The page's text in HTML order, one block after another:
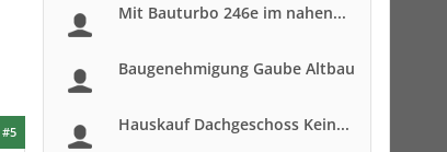
#5
Mit Bauturbo 246e im nahen...
Baugenehmigung Gaube Altbau
Hauskauf Dachgeschoss Kein...